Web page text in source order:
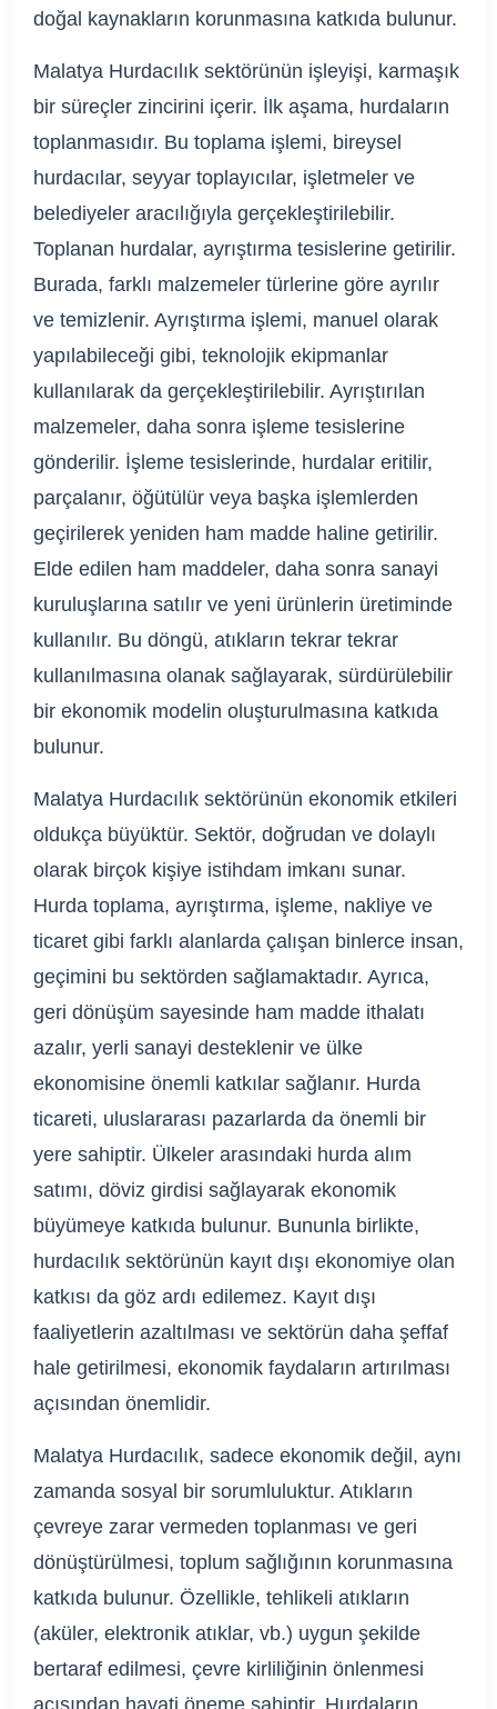
doğal kaynakların korunmasına katkıda bulunur.
Malatya Hurdacılık sektörünün işleyişi, karmaşık
bir süreçler zincirini içerir. İlk aşama, hurdaların
toplanmasıdır. Bu toplama işlemi, bireysel
hurdacılar, seyyar toplayıcılar, işletmeler ve
belediyeler aracılığıyla gerçekleştirilebilir.
Toplanan hurdalar, ayrıştırma tesislerine getirilir.
Burada, farklı malzemeler türlerine göre ayrılır
ve temizlenir. Ayrıştırma işlemi, manuel olarak
yapılabileceği gibi, teknolojik ekipmanlar
kullanılarak da gerçekleştirilebilir. Ayrıştırılan
malzemeler, daha sonra işleme tesislerine
gönderilir. İşleme tesislerinde, hurdalar eritilir,
parçalanır, öğütülür veya başka işlemlerden
geçirilerek yeniden ham madde haline getirilir.
Elde edilen ham maddeler, daha sonra sanayi
kuruluşlarına satılır ve yeni ürünlerin üretiminde
kullanılır. Bu döngü, atıkların tekrar tekrar
kullanılmasına olanak sağlayarak, sürdürülebilir
bir ekonomik modelin oluşturulmasına katkıda
bulunur.
Malatya Hurdacılık sektörünün ekonomik etkileri
oldukça büyüktür. Sektör, doğrudan ve dolaylı
olarak birçok kişiye istihdam imkanı sunar.
Hurda toplama, ayrıştırma, işleme, nakliye ve
ticaret gibi farklı alanlarda çalışan binlerce insan,
geçimini bu sektörden sağlamaktadır. Ayrıca,
geri dönüşüm sayesinde ham madde ithalatı
azalır, yerli sanayi desteklenir ve ülke
ekonomisine önemli katkılar sağlanır. Hurda
ticareti, uluslararası pazarlarda da önemli bir
yere sahiptir. Ülkeler arasındaki hurda alım
satımı, döviz girdisi sağlayarak ekonomik
büyümeye katkıda bulunur. Bununla birlikte,
hurdacılık sektörünün kayıt dışı ekonomiye olan
katkısı da göz ardı edilemez. Kayıt dışı
faaliyetlerin azaltılması ve sektörün daha şeffaf
hale getirilmesi, ekonomik faydaların artırılması
açısından önemlidir.
Malatya Hurdacılık, sadece ekonomik değil, aynı
zamanda sosyal bir sorumluluktur. Atıkların
çevreye zarar vermeden toplanması ve geri
dönüştürülmesi, toplum sağlığının korunmasına
katkıda bulunur. Özellikle, tehlikeli atıkların
(aküler, elektronik atıklar, vb.) uygun şekilde
bertaraf edilmesi, çevre kirliliğinin önlenmesi
açısından hayati öneme sahiptir. Hurdaların